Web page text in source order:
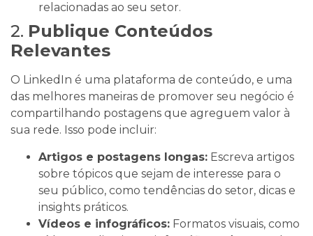
relacionadas ao seu setor.
2. Publique Conteúdos
Relevantes
O LinkedIn é uma plataforma de conteúdo, e uma
das melhores maneiras de promover seu negócio é
compartilhando postagens que agreguem valor à
sua rede. Isso pode incluir:
Artigos e postagens longas: Escreva artigos
sobre tópicos que sejam de interesse para o
seu público, como tendências do setor, dicas e
insights práticos.
Vídeos e infográficos: Formatos visuais, como